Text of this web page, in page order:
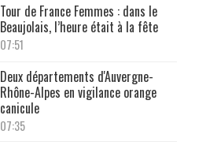
Tour de France Femmes : dans le
Beaujolais, l’heure était à la fête
07:51
Deux départements d'Auvergne-
Rhône-Alpes en vigilance orange
canicule
07:35